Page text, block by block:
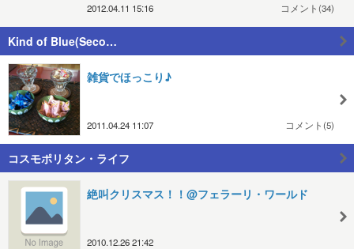
2012.04.11 15:16 コメント(34)
Kind of Blue(Seco…
雑貨でほっこり♪
2011.04.24 11:07 コメント(5)
コスモポリタン・ライフ
絶叫クリスマス！！@フェラーリ・ワールド
2010.12.26 21:42